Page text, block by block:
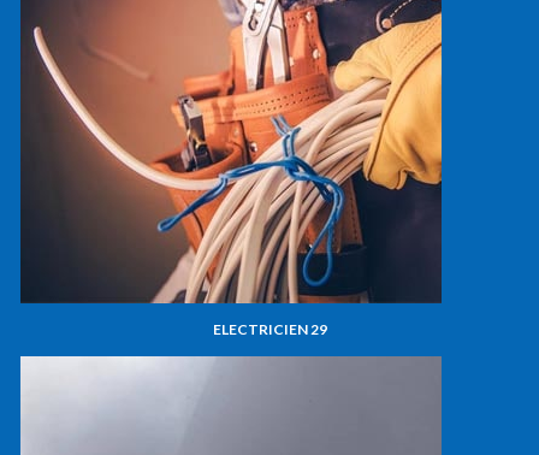
ELECTRICIEN 29